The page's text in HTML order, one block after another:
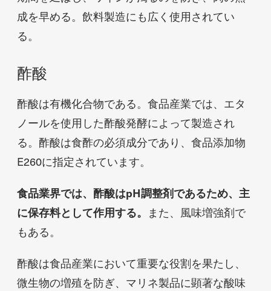
成を早める。飲料製造にも広く使用されてい
る。
酢酸
酢酸は有機化合物である。食品産業では、エタ
ノールを使用した酢酸発酵によって製造され
る。酢酸は食酢の必須成分であり、食品添加物
E260に指定されています。
食品業界では、酢酸はpH調整剤であるため、主
に保存料として作用する。 また、風味増強剤で
もある。
酢酸は食品産業において重要な役割を果たし、
微生物の増殖を防ぎ、マリネ製品に顕著な酸味